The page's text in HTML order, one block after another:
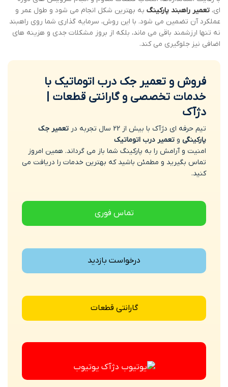
ای، تعمیر راهبند پارکینگ به بهترین شکل انجام می شود و طول عمر و
عملکرد آن تضمین می شود. با این روش، سرمایه گذاری شما روی راهبند
نه تنها ارزشمند باقی می ماند، بلکه از بروز مشکلات جدی و هزینه های
اضافی نیز جلوگیری می کند.
فروش و تعمیر جک درب اتوماتیک با
خدمات تخصصی و گارانتی قطعات |
دژآک
تیم حرفه ای دژآک با بیش از 22 سال تجربه در
تعمیر جک
پارکینگی و تعمیر درب اتوماتیک
امنیت و آرامش را به پارکینگ شما باز می گرداند. همین امروز
تماس بگیرید و مطمئن باشید که بهترین خدمات را دریافت می
کنید.
تماس فوری
درخواست بازدید
گارانتی قطعات
یوتیوب